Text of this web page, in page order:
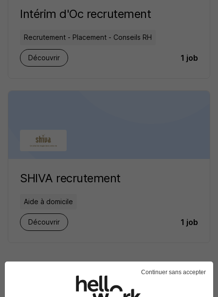
Intérim d'Oc recrutement
Recrutement - Placement - Conseils RH
Découvrir 1 job
SHIVA recrutement
Aide à domicile
Découvrir 1 job
Les entreprises qui recrutent par ville
Continuer sans accepter